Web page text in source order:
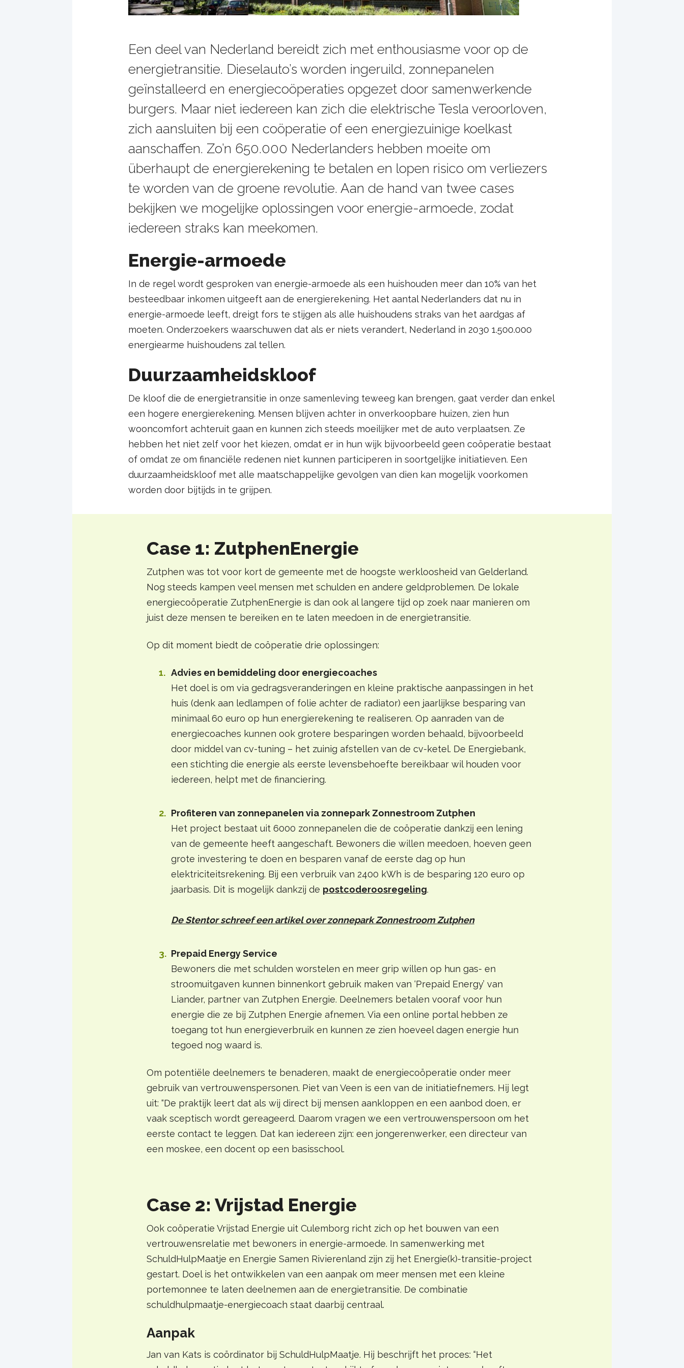
Een deel van Nederland bereidt zich met enthousiasme voor op de
energietransitie. Dieselauto’s worden ingeruild, zonnepanelen
geïnstalleerd en energiecoöperaties opgezet door samenwerkende
burgers. Maar niet iedereen kan zich die elektrische Tesla veroorloven,
zich aansluiten bij een coöperatie of een energiezuinige koelkast
aanschaffen. Zo’n 650.000 Nederlanders hebben moeite om
überhaupt de energierekening te betalen en lopen risico om verliezers
te worden van de groene revolutie. Aan de hand van twee cases
bekijken we mogelijke oplossingen voor energie-armoede, zodat
iedereen straks kan meekomen.
Energie-armoede
In de regel wordt gesproken van energie-armoede als een huishouden meer dan 10% van het
besteedbaar inkomen uitgeeft aan de energierekening. Het aantal Nederlanders dat nu in
energie-armoede leeft, dreigt fors te stijgen als alle huishoudens straks van het aardgas af
moeten. Onderzoekers waarschuwen dat als er niets verandert, Nederland in 2030 1.500.000
energiearme huishoudens zal tellen.
Duurzaamheidskloof
De kloof die de energietransitie in onze samenleving teweeg kan brengen, gaat verder dan enkel
een hogere energierekening. Mensen blijven achter in onverkoopbare huizen, zien hun
wooncomfort achteruit gaan en kunnen zich steeds moeilijker met de auto verplaatsen. Ze
hebben het niet zelf voor het kiezen, omdat er in hun wijk bijvoorbeeld geen coöperatie bestaat
of omdat ze om financiële redenen niet kunnen participeren in soortgelijke initiatieven. Een
duurzaamheidskloof met alle maatschappelijke gevolgen van dien kan mogelijk voorkomen
worden door bijtijds in te grijpen.
Case 1: ZutphenEnergie
Zutphen was tot voor kort de gemeente met de hoogste werkloosheid van Gelderland.
Nog steeds kampen veel mensen met schulden en andere geldproblemen. De lokale
energiecoöperatie ZutphenEnergie is dan ook al langere tijd op zoek naar manieren om
juist deze mensen te bereiken en te laten meedoen in de energietransitie.
Op dit moment biedt de coöperatie drie oplossingen:
Advies en bemiddeling door energiecoaches
Het doel is om via gedragsveranderingen en kleine praktische aanpassingen in het
huis (denk aan ledlampen of folie achter de radiator) een jaarlijkse besparing van
minimaal 60 euro op hun energierekening te realiseren. Op aanraden van de
energiecoaches kunnen ook grotere besparingen worden behaald, bijvoorbeeld
door middel van cv-tuning – het zuinig afstellen van de cv-ketel. De Energiebank,
een stichting die energie als eerste levensbehoefte bereikbaar wil houden voor
iedereen, helpt met de financiering.
Profiteren van zonnepanelen via zonnepark Zonnestroom Zutphen
Het project bestaat uit 6000 zonnepanelen die de coöperatie dankzij een lening
van de gemeente heeft aangeschaft. Bewoners die willen meedoen, hoeven geen
grote investering te doen en besparen vanaf de eerste dag op hun
elektriciteitsrekening. Bij een verbruik van 2400 kWh is de besparing 120 euro op
jaarbasis. Dit is mogelijk dankzij de postcoderoosregeling.
De Stentor schreef een artikel over zonnepark Zonnestroom Zutphen
Prepaid Energy Service
Bewoners die met schulden worstelen en meer grip willen op hun gas- en
stroomuitgaven kunnen binnenkort gebruik maken van ‘Prepaid Energy’ van
Liander, partner van Zutphen Energie. Deelnemers betalen vooraf voor hun
energie die ze bij Zutphen Energie afnemen. Via een online portal hebben ze
toegang tot hun energieverbruik en kunnen ze zien hoeveel dagen energie hun
tegoed nog waard is.
Om potentiële deelnemers te benaderen, maakt de energiecoöperatie onder meer
gebruik van vertrouwenspersonen. Piet van Veen is een van de initiatiefnemers. Hij legt
uit: “De praktijk leert dat als wij direct bij mensen aankloppen en een aanbod doen, er
vaak sceptisch wordt gereageerd. Daarom vragen we een vertrouwenspersoon om het
eerste contact te leggen. Dat kan iedereen zijn: een jongerenwerker, een directeur van
een moskee, een docent op een basisschool.
Case 2: Vrijstad Energie
Ook coöperatie Vrijstad Energie uit Culemborg richt zich op het bouwen van een
vertrouwensrelatie met bewoners in energie-armoede. In samenwerking met
SchuldHulpMaatje en Energie Samen Rivierenland zijn zij het Energie(k)-transitie-project
gestart. Doel is het ontwikkelen van een aanpak om meer mensen met een kleine
portemonnee te laten deelnemen aan de energietransitie. De combinatie
schuldhulpmaatje-energiecoach staat daarbij centraal.
Aanpak
Jan van Kats is coördinator bij SchuldHulpMaatje. Hij beschrijft het proces: “Het